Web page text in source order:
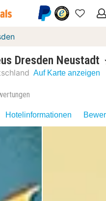
Meine
Dresden Neustadt
Auf Karte anzeigen
Hotelinformationen